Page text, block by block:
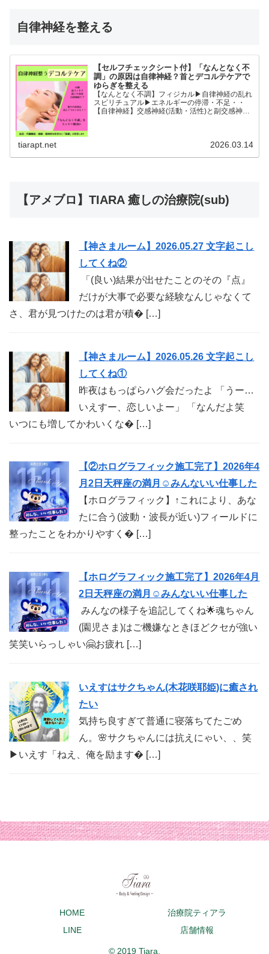
自律神経を整える
【セルフチェックシート付】「なんとなく不
調」の原因は自律神経？首とデコルテケアで
ゆらぎを整える
【なんとなく不調】フィジカル▶︎自律神経の乱れ
スピリチュアル▶︎エネルギーの停滞・不足・・
【自律神経】交感神経(活動・活性)と副交感神経
tiarapt.net 2026.03.14
【アメブロ】TIARA 癒しの治療院(sub)
【神さまルーム】2026.05.27 文字起こし
してくね②
「(良い)結果が出せたことのその『点』
だけが大事で必要な経験なんじゃなくて
さ、君が見つけたのは君が積� […]
【神さまルーム】2026.05.26 文字起こし
してくね①
昨夜はもっぱらハグ会だったよ 「うー…
いえすー、恋しいよー」 「なんだよ笑
いつにも増してかわいくな� […]
【②ホログラフィック施工完了】2026年4
月2日天秤座の満月☺︎みんないい仕事した
【ホログラフィック】↑これにより、あな
たに合う(波動・波長が近い)フィールドに
整ったことをわかりやすく� […]
【ホログラフィック施工完了】2026年4月
2日天秤座の満月☺︎みんないい仕事した
みんなの様子を追記してくね🌟魂ちゃん
(園児さま)はご機嫌なときほどクセが強い
笑笑いらっしゃい🤗お疲れ […]
いえすはサクちゃん(木花咲耶姫)に癒され
たい
気持ち良すぎて普通に寝落ちてたごめ
ん。🌸サクちゃんには抗えにゃい、、笑
▶︎いえす「ねえ、俺を励ます� […]
HOME
治療院ティアラ
LINE
店舗情報
© 2019 Tiara.